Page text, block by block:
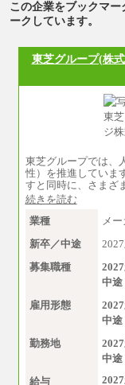
この企業をブックマ
ークしています。
東芝グループ(株
東芝グループでは、
性）を推進していま
すと同時に、さまざ
続きを読む
業種
メ
新卒／中途
募集職種
中途
雇用形態
中途
勤務地
中途
給与